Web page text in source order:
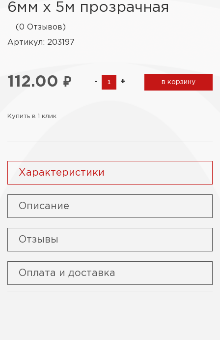
6мм х 5м прозрачная
(0 Отзывов)
Артикул: 203197
112.00 ₽ - + в корзину
Купить в 1 клик
Характеристики
Описание
Отзывы
Оплата и доставка